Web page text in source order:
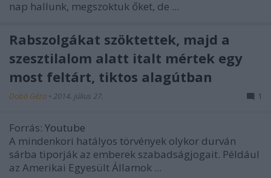
nap hallunk, megszoktuk őket, de ...
Rabszolgákat szöktettek, majd a
szesztilalom alatt italt mértek egy
most feltárt, tiktos alagútban
Dobó Géza • 2014. július 27. 1
Forrás: Youtube
A mindenkori hatályos törvények olykor durván
sárba tiporják az emberek szabadságjogait. Például
az Amerikai Egyesült Államok ...